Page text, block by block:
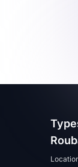
Local à